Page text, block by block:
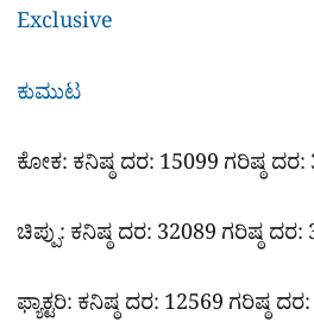
Exclusive
ಕುಮುಟ
ಕೋಕ: ಕನಿಷ್ಠ ದರ: 15099 ಗರಿಷ್ಠ ದರ:
ಚಿಪ್ಪು: ಕನಿಷ್ಠ ದರ: 32089 ಗರಿಷ್ಠ ದರ:
ಫ್ಯಾಕ್ಟರಿ: ಕನಿಷ್ಠ ದರ: 12569 ಗರಿಷ್ಠ